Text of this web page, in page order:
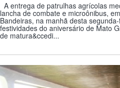
A entrega de patrulhas agrícolas
lancha de combate e microônibus,
Bandeiras, na manhã desta
festividades do aniversário de Mato
de matura&ccedi...